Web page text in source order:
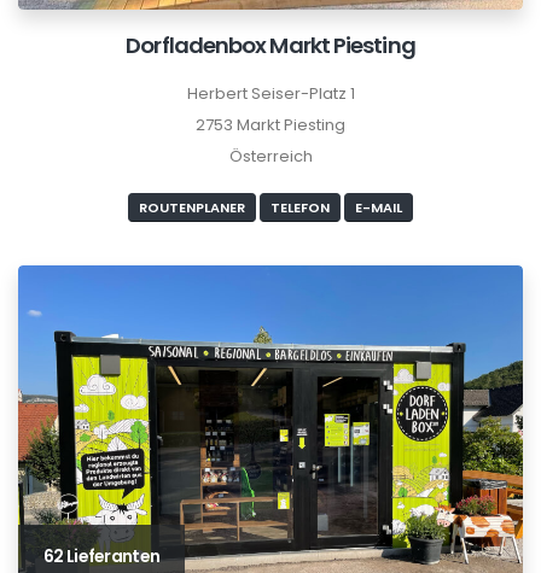
Dorfladenbox Markt Piesting
Herbert Seiser-Platz 1
2753 Markt Piesting
Österreich
ROUTENPLANER TELEFON E-MAIL
62 Lieferanten